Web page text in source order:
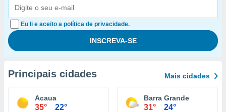
Eu li e aceito a política de privacidade.
Principais cidades Mais cidades
Acaua
35° 22°
Barra Grande
31° 24°